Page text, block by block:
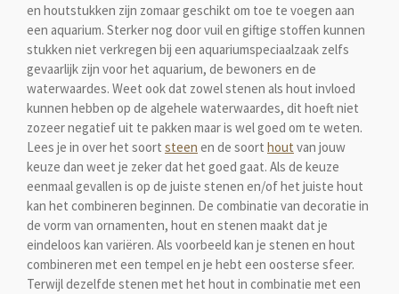
en houtstukken zijn zomaar geschikt om toe te voegen aan
een aquarium. Sterker nog door vuil en giftige stoffen kunnen
stukken niet verkregen bij een aquariumspeciaalzaak zelfs
gevaarlijk zijn voor het aquarium, de bewoners en de
waterwaardes. Weet ook dat zowel stenen als hout invloed
kunnen hebben op de algehele waterwaardes, dit hoeft niet
zozeer negatief uit te pakken maar is wel goed om te weten.
Lees je in over het soort steen en de soort hout van jouw
keuze dan weet je zeker dat het goed gaat. Als de keuze
eenmaal gevallen is op de juiste stenen en/of het juiste hout
kan het combineren beginnen. De combinatie van decoratie in
de vorm van ornamenten, hout en stenen maakt dat je
eindeloos kan variëren. Als voorbeeld kan je stenen en hout
combineren met een tempel en je hebt een oosterse sfeer.
Terwijl dezelfde stenen met het hout in combinatie met een